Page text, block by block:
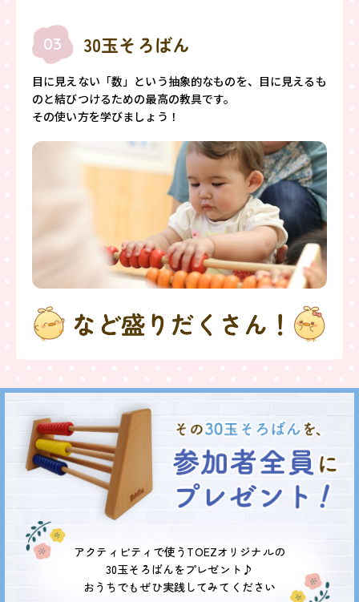
03 30玉そろばん
目に見えない「数」という抽象的なものを、目に見えるも
のと結びつけるための最高の教具です。
その使い方を学びましょう！
アクティビティで使うTOEZオリジナルの
30玉そろばんをプレゼント♪
おうちでもぜひ実践してみてください